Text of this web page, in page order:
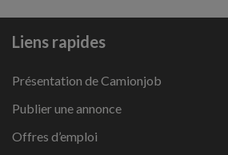
Liens rapides
Présentation de Camionjob
Publier une annonce
Offres d’emploi